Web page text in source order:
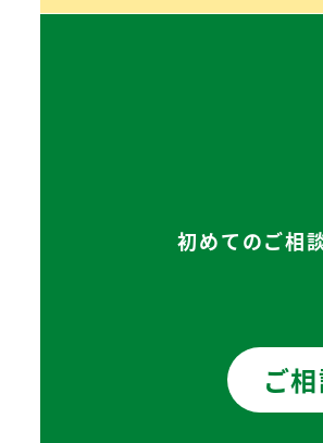
初めてのご相
ご